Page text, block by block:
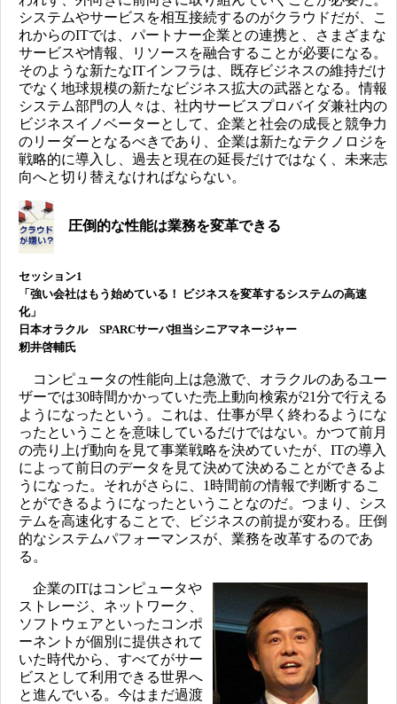
システムやサービスを相互接続するのがクラウドだが、こ
れからのITでは、パートナー企業との連携と、さまざまな
サービスや情報、リソースを融合することが必要になる。
そのような新たなITインフラは、既存ビジネスの維持だけ
でなく地球規模の新たなビジネス拡大の武器となる。情報
システム部門の人々は、社内サービスプロバイダ兼社内の
ビジネスイノベーターとして、企業と社会の成長と競争力
のリーダーとなるべきであり、企業は新たなテクノロジを
戦略的に導入し、過去と現在の延長だけではなく、未来志
向へと切り替えなければならない。
圧倒的な性能は業務を変革できる
セッション1
「強い会社はもう始めている！ ビジネスを変革するシステムの高速
化」
日本オラクル SPARCサーバ担当シニアマネージャー
籾井啓輔氏
コンピュータの性能向上は急激で、オラクルのあるユー
ザーでは30時間かかっていた売上動向検索が21分で行える
ようになったという。これは、仕事が早く終わるようにな
ったということを意味しているだけではない。かつて前月
の売り上げ動向を見て事業戦略を決めていたが、ITの導入
によって前日のデータを見て決めて決めることができるよ
うになった。それがさらに、1時間前の情報で判断するこ
とができるようになったということなのだ。つまり、シス
テムを高速化することで、ビジネスの前提が変わる。圧倒
的なシステムパフォーマンスが、業務を改革するのであ
る。
企業のITはコンピュータや
ストレージ、ネットワーク、
ソフトウェアといったコンポ
ーネントが個別に提供されて
いた時代から、すべてがサー
ビスとして利用できる世界へ
と進んでいる。今はまだ過渡